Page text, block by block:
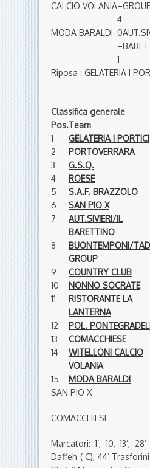
CALCIO VOLANIA–
4
MODA BARALDI 0
–
1
Riposa : GELATERIA I
Classifica generale
Pos.Team
1
GELATERIA I PORTICI
2
PORTOVERRARA
3
G.S.Q.
4
ROESE
5
S.A.F. BRAZZOLO
6
SAN PIO X
7
AUT.SIVIERI/IL
BARETTINO
8
BUONTEMPONI/
GROUP
9 COUNTRY CLUB
10
NONNO SOCRATE
11
RISTORANTE LA
LANTERNA
12 POL.
13
COMACCHIESE
14
WITELLONI CALCIO
VOLANIA
15 MODA BARALDI
SAN
Marcatori: 1’, 10, 13’,
Daffeh ( C), 44’